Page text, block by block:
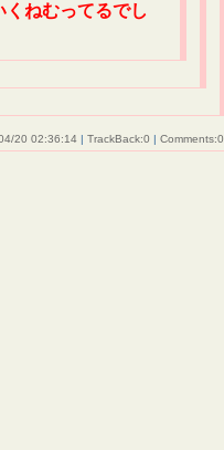
くねむってるでし
20 02:36:14 | TrackBack:0 | Comments:0